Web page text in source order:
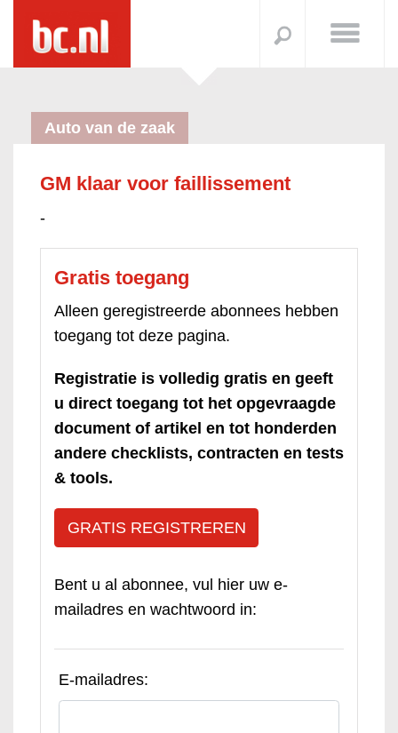
Auto van de zaak
GM klaar voor faillissement
-
Gratis toegang
Alleen geregistreerde abonnees hebben
toegang tot deze pagina.
Registratie is volledig gratis en geeft
u direct toegang tot het opgevraagde
document of artikel en tot honderden
andere checklists, contracten en tests
& tools.
GRATIS REGISTREREN
Bent u al abonnee, vul hier uw e-
mailadres en wachtwoord in:
E-mailadres: